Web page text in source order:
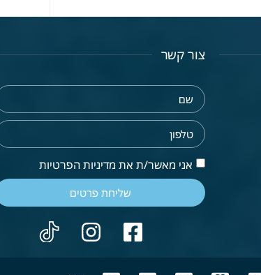
צור קשר
אני מאשר/ת את מדיניות הפרטיות
שליחת פרטים